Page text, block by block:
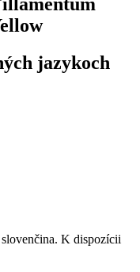
jazykoch
K dispozícii